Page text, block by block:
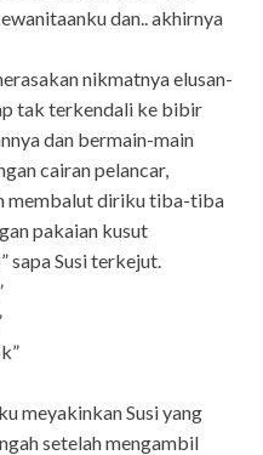
dan.. akhirnya
nikmatnya elusan-
tak terkendali ke bibir
dan bermain-main
cairan pelancar,
membalut diriku tiba-tiba
pakaian kusut
sapa Susi terkejut.
meyakinkan Susi yang
setelah mengambil